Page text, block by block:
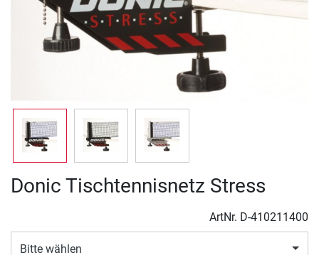
Donic Tischtennisnetz Stress
ArtNr. D-410211400
Bitte wählen